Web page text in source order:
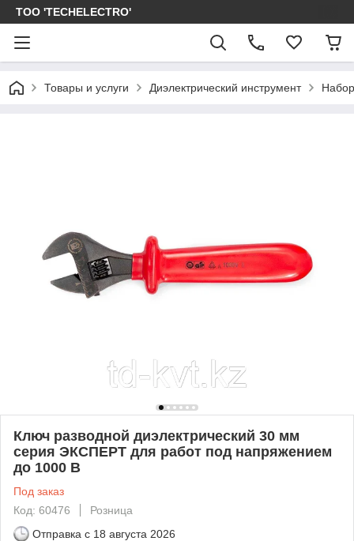
ТОО 'TECHELECTRO'
Товары и услуги Диэлектрический инструмент
Ключ разводной диэлектрический 30 мм
серия ЭКСПЕРТ для работ под напряжением
до 1000 В
Под заказ
Код: 60476
Розница
Отправка с 18 августа 2026